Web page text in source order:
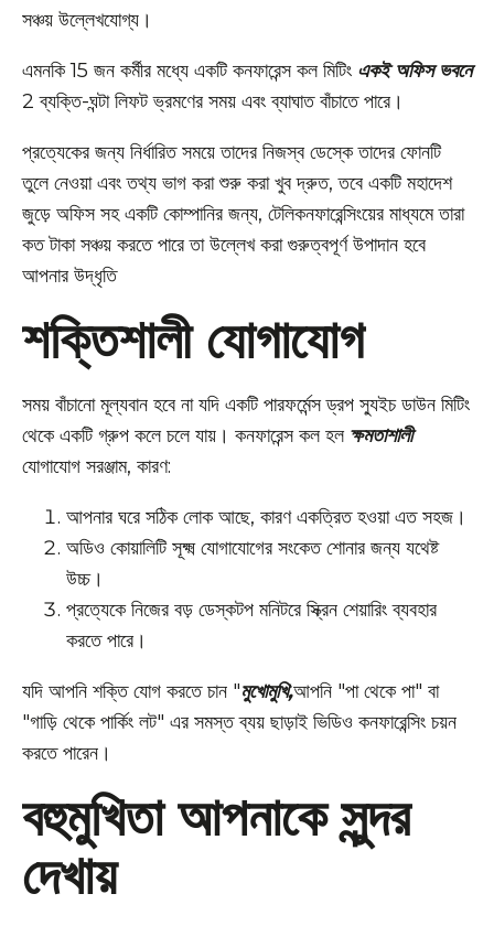
সঞ্চয় উল্লেখযোগ্য।
এমনকি 15 জন কর্মীর মধ্যে একটি কনফারেন্স কল মিটিং একই অফিস ভবনে
2 ব্যক্তি-ঘন্টা লিফট ভ্রমণের সময় এবং ব্যাঘাত বাঁচাতে পারে।
প্রত্যেকের জন্য নির্ধারিত সময়ে তাদের নিজস্ব ডেস্কে তাদের ফোনটি
তুলে নেওয়া এবং তথ্য ভাগ করা শুরু করা খুব দ্রুত, তবে একটি মহাদেশ
জুড়ে অফিস সহ একটি কোম্পানির জন্য, টেলিকনফারেন্সিংয়ের মাধ্যমে তারা
কত টাকা সঞ্চয় করতে পারে তা উল্লেখ করা গুরুত্বপূর্ণ উপাদান হবে
আপনার উদ্ধৃতি
শক্তিশালী যোগাযোগ
সময় বাঁচানো মূল্যবান হবে না যদি একটি পারফর্মেন্স ড্রপ স্যুইচ ডাউন মিটিং
থেকে একটি গ্রুপ কলে চলে যায়। কনফারেন্স কল হল ক্ষমতাশালী
যোগাযোগ সরঞ্জাম, কারণ:
আপনার ঘরে সঠিক লোক আছে, কারণ একত্রিত হওয়া এত সহজ।
অডিও কোয়ালিটি সূক্ষ্ম যোগাযোগের সংকেত শোনার জন্য যথেষ্ট
উচ্চ।
প্রত্যেকে নিজের বড় ডেস্কটপ মনিটরে স্ক্রিন শেয়ারিং ব্যবহার
করতে পারে।
যদি আপনি শক্তি যোগ করতে চান "মুখোমুখি,আপনি "পা থেকে পা" বা
"গাড়ি থেকে পার্কিং লট" এর সমস্ত ব্যয় ছাড়াই ভিডিও কনফারেন্সিং চয়ন
করতে পারেন।
বহুমুখিতা আপনাকে সুন্দর
দেখায়